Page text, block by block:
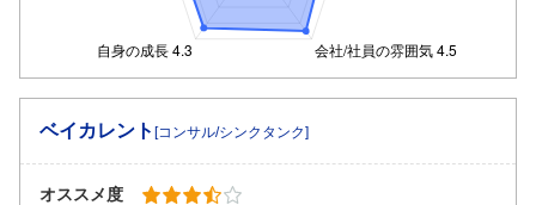
ベイカレント [コンサル/シンクタンク]
オススメ度